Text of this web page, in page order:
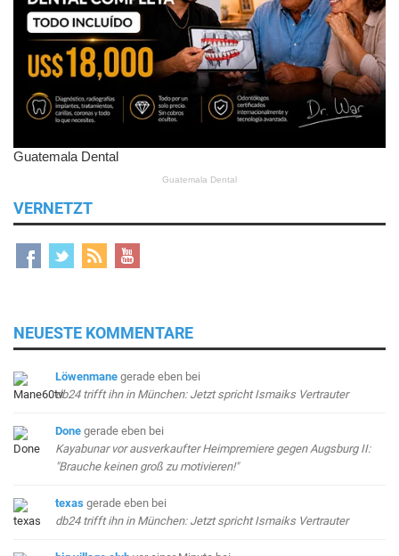
VERNETZT
NEUESTE KOMMENTARE
Löwenmane gerade eben bei
db24 trifft ihn in München: Jetzt spricht Ismaiks Vertrauter
Done gerade eben bei
Kayabunar vor ausverkaufter Heimpremiere gegen Augsburg II:
"Brauche keinen groß zu motivieren!"
texas gerade eben bei
db24 trifft ihn in München: Jetzt spricht Ismaiks Vertrauter